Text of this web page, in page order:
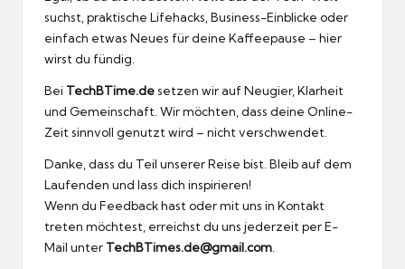
suchst, praktische Lifehacks, Business-Einblicke oder
einfach etwas Neues für deine Kaffeepause – hier
wirst du fündig.
Bei TechBTime.desetzen wir auf Neugier, Klarheit
und Gemeinschaft. Wir möchten, dass deine Online-
Zeit sinnvoll genutzt wird – nicht verschwendet.
Danke, dass du Teil unserer Reise bist. Bleib auf dem
Laufenden und lass dich inspirieren!
Wenn du Feedback hast oder mit uns in Kontakt
treten möchtest, erreichst du uns jederzeit per E-
Mail unter TechBTimes.de@gmail.com